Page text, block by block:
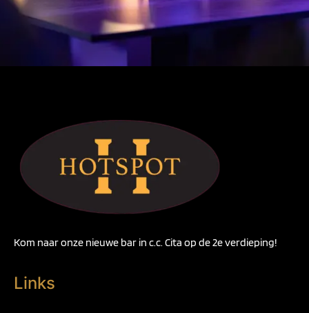
Kom naar onze nieuwe bar in c.c. Cita op de 2e verdieping!
Links